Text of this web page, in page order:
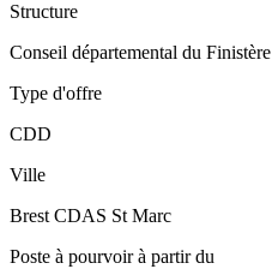
Structure
Conseil départemental du Finistère
Type d'offre
CDD
Ville
Brest CDAS St Marc
Poste à pourvoir à partir du